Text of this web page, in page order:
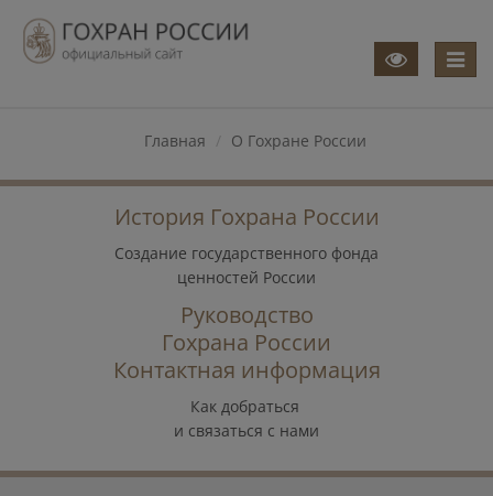
Меню
Главная О Гохране России
История Гохрана России
Создание государственного фонда
ценностей России
Руководство
Гохрана России
Контактная информация
Как добраться
и связаться с нами